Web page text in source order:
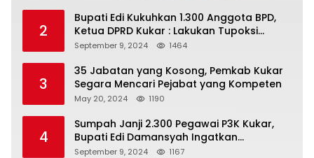
2
Bupati Edi Kukuhkan 1.300 Anggota BPD,
Ketua DPRD Kukar : Lakukan Tupoksi
Dengan Baik Untuk Wujudkan
September 9, 2024 1464
3
35 Jabatan yang Kosong, Pemkab Kukar
Segara Mencari Pejabat yang Kompeten
May 20, 2024 1190
4
Sumpah Janji 2.300 Pegawai P3K Kukar,
Bupati Edi Damansyah Ingatkan
Tanggung Jawab Baru
September 9, 2024 1167